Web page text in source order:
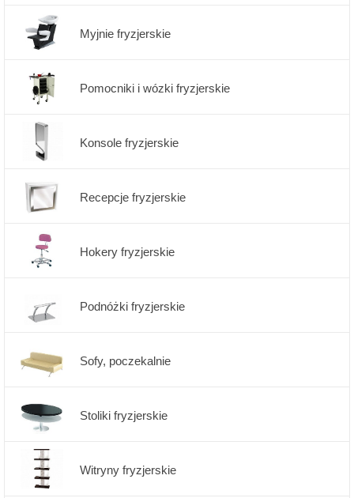
Myjnie fryzjerskie
Pomocniki i wózki fryzjerskie
Konsole fryzjerskie
Recepcje fryzjerskie
Hokery fryzjerskie
Podnóżki fryzjerskie
Sofy, poczekalnie
Stoliki fryzjerskie
Witryny fryzjerskie